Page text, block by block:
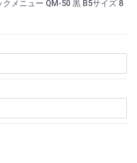
クメニュー QM-50 黒 B5サイズ 8